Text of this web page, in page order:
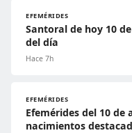
EFEMÉRIDES
Santoral de hoy 10
del día
Hace 7h
EFEMÉRIDES
Efemérides del 10
nacimientos